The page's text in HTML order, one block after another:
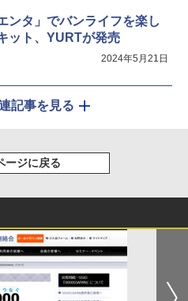
ンタ」でバンライフを楽し
ット、YURTが発売
2024年5月21日
記事を見る
ージに戻る